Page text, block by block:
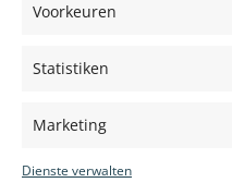
Voorkeuren
Statistiken
Marketing
Dienste verwalten